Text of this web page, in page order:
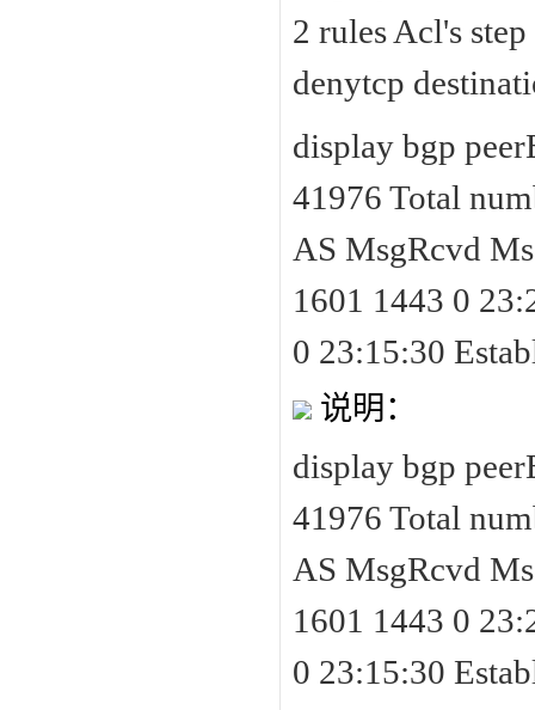
2 rules Acl's
denytcp
display bgp
41976 Total
AS MsgRcvd
1601 1443 0
0 23:15:30
说明：
display bgp
41976 Total
AS MsgRcvd
1601 1443 0
0 23:15:30